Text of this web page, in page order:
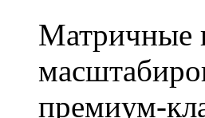
Матричные
премиум-